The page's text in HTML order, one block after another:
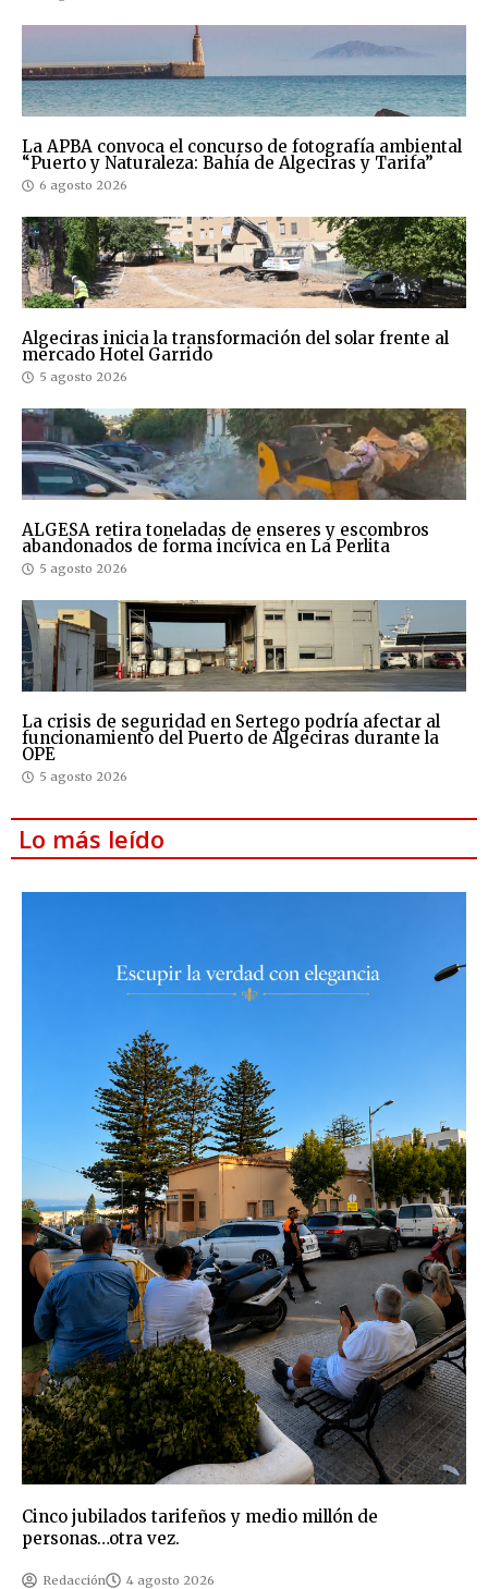
La APBA convoca el concurso de fotografía ambiental
“Puerto y Naturaleza: Bahía de Algeciras y Tarifa”
6 agosto 2026
Algeciras inicia la transformación del solar frente al
mercado Hotel Garrido
5 agosto 2026
ALGESA retira toneladas de enseres y escombros
abandonados de forma incívica en La Perlita
5 agosto 2026
La crisis de seguridad en Sertego podría afectar al
funcionamiento del Puerto de Algeciras durante la
OPE
5 agosto 2026
Lo más leído
Cinco jubilados tarifeños y medio millón de
personas…otra vez.
Redacción 4 agosto 2026